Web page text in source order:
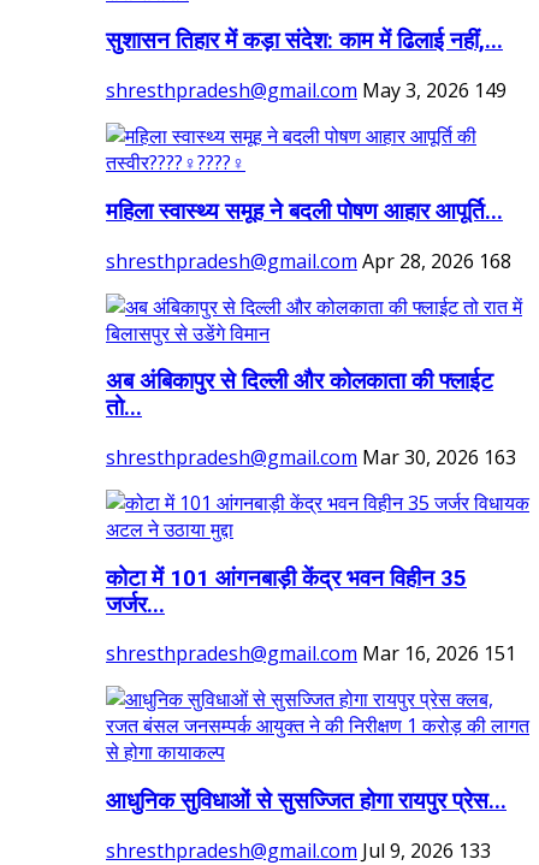
सुशासन तिहार में कड़ा संदेश: काम में ढिलाई नहीं,...
shresthpradesh@gmail.com May 3, 2026 149
महिला स्वास्थ्य समूह ने बदली पोषण आहार आपूर्ति...
shresthpradesh@gmail.com Apr 28, 2026 168
अब अंबिकापुर से दिल्ली और कोलकाता की फ्लाईट
तो...
shresthpradesh@gmail.com Mar 30, 2026 163
कोटा में 101 आंगनबाड़ी केंद्र भवन विहीन 35
जर्जर...
shresthpradesh@gmail.com Mar 16, 2026 151
आधुनिक सुविधाओं से सुसज्जित होगा रायपुर प्रेस...
shresthpradesh@gmail.com Jul 9, 2026 133